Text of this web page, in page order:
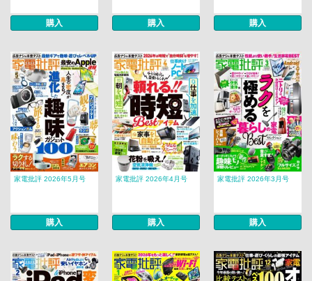
購入 購入 購入
家電批評 2026年5月号
購入
家電批評 2026年4月号
購入
家電批評 2026年3月号
購入